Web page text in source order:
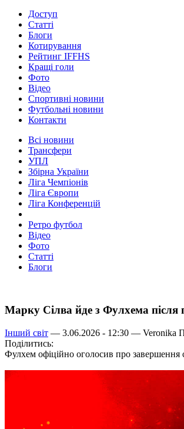
Доступ
Статті
Блоги
Котирування
Рейтинг IFFHS
Кращі голи
Фото
Відео
Спортивні новини
Футбольні новини
Контакти
Всі новини
Трансфери
УПЛ
Збірна України
Ліга Чемпіонів
Ліга Європи
Ліга Конференцій
Ретро футбол
Відео
Фото
Статті
Блоги
Марку Сілва йде з Фулхема після
Інший світ — 3.06.2026 - 12:30 — Veronika
Поділитись:
Фулхем офіційно оголосив про